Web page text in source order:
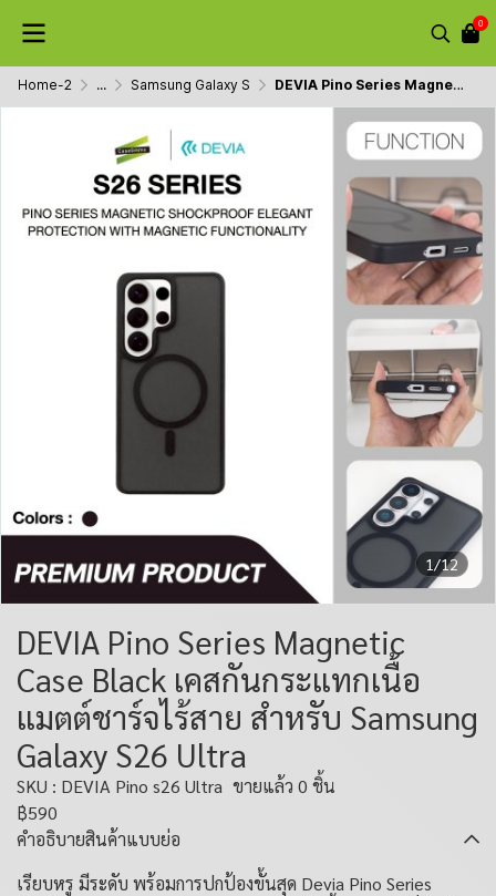
0
Home-2 ... Samsung Galaxy S DEVIA Pino Series Magnetic Case Black เคสกันกระแทกเนื้อแมตต์ชาร์จไร้สาย สำหรับ Samsung Galaxy S26 Ultra
1/12
DEVIA Pino Series Magnetic
Case Black เคสกันกระแทกเนื้อ
แมตต์ชาร์จไร้สาย สำหรับ Samsung
Galaxy S26 Ultra
SKU : DEVIA Pino s26 Ultra ขายแล้ว 0 ชิ้น
฿590
คำอธิบายสินค้าแบบย่อ
เรียบหรู มีระดับ พร้อมการปกป้องขั้นสุด Devia Pino Series